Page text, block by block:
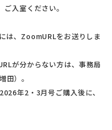
入室ください。
は、ZoomURLをお送りしま
が分からない方は、事務局
田）。
年2・3月号ご購入後に、